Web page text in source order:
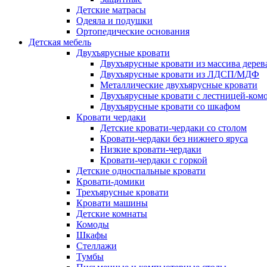
Детские матрасы
Одеяла и подушки
Ортопедические основания
Детская мебель
Двухъярусные кровати
Двухъярусные кровати из массива
Двухъярусные кровати из ЛДСП/МДФ
Металлические двухъярусные кровати
Двухъярусные кровати с лестницей-
Двухъярусные кровати со шкафом
Кровати чердаки
Детские кровати-чердаки со столом
Кровати-чердаки без нижнего яруса
Низкие кровати-чердаки
Кровати-чердаки с горкой
Детские односпальные кровати
Кровати-домики
Трехъярусные кровати
Кровати машины
Детские комнаты
Комоды
Шкафы
Стеллажи
Тумбы